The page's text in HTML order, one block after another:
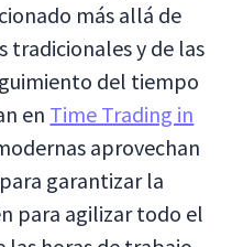
más allá de
tradicionales y de las
del tiempo
en Time Trading in
aprovechan
garantizar la
para agilizar todo el